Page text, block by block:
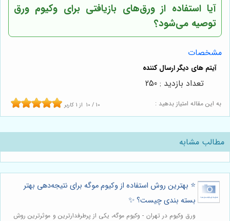
آیا استفاده از ورق‌های بازیافتی برای وکیوم ورق
توصیه می‌شود؟
مشخصات
به این مقاله امتیاز بدهید : 10 / 10 از 1 کاربر
تعداد بازدید : 250
مطالب مشابه
⭐️ بهترین روش استفاده از وکیوم موگه برای نتیجه‌دهی بهتر
بسته بندی چیست؟ ✨
ورق وکیوم در تهران - وکیوم موگه، یکی از پرطرفدارترین و موثرترین روش